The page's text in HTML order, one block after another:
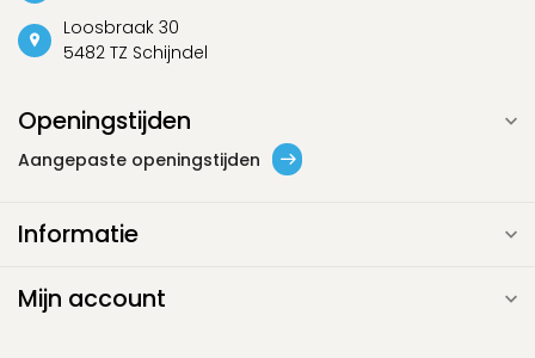
Loosbraak 30
5482 TZ Schijndel
Openingstijden
Aangepaste openingstijden
Informatie
Mijn account